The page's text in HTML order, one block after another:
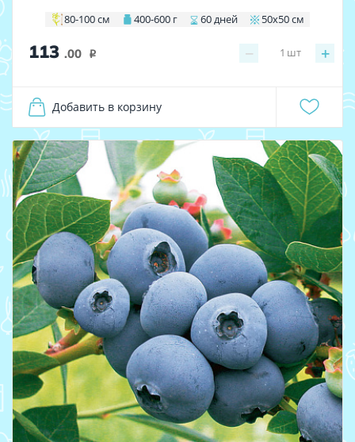
80-100 см 400-600 г 60 дней 50х50 см
113 .00 i − +
1 шт
Добавить в корзину